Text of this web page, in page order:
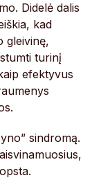
Didelė dalis
kad
gleivinę,
turinį
efektyvus
sindromą.